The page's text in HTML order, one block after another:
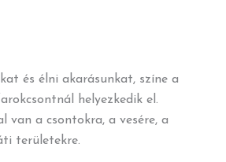
és élni akarásunkat, színe a
helyezkedik el.
van a csontokra, a vesére, a
területekre.